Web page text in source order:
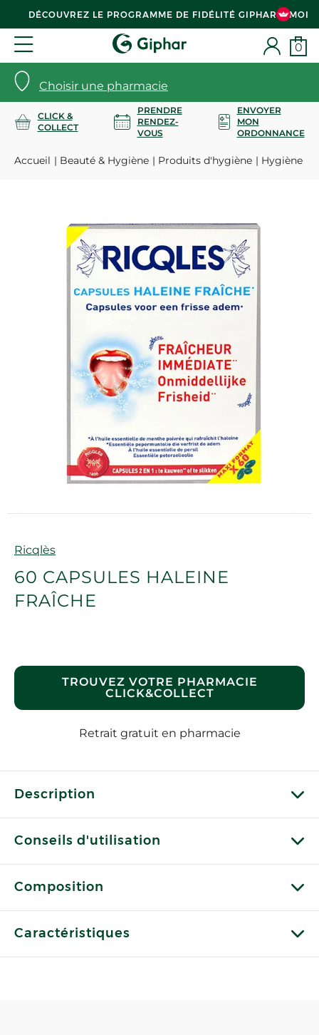
DÉCOUVREZ LE PROGRAMME DE FIDÉLITÉ GIPHAR & MOI
Choisir une pharmacie
0
CLICK &
COLLECT
PRENDRE
RENDEZ-
VOUS
ENVOYER
MON
ORDONNANCE
Accueil Beauté & Hygiène Produits d'hygiène Hygiène
Marque
Ricqlès
60 CAPSULES HALEINE
FRAÎCHE
TROUVEZ VOTRE PHARMACIE
CLICK&COLLECT
Retrait gratuit en pharmacie
Description
Conseils d'utilisation
Composition
Caractéristiques